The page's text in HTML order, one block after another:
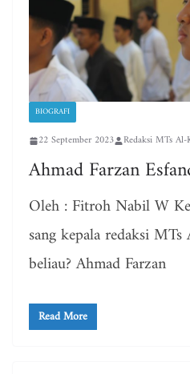
BIOGRAFI
22 September 2023 Redaksi MTs
Ahmad Farzan
Oleh : Fitroh Nabil W
sang kepala redaksi
beliau? Ahmad Farzan
Read More